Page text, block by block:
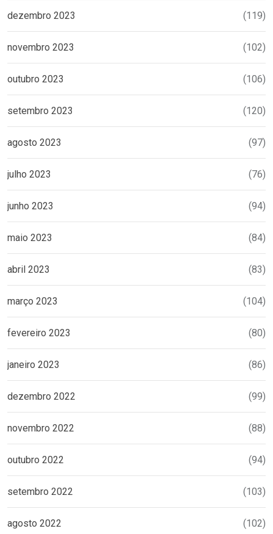
dezembro 2023 (119)
novembro 2023 (102)
outubro 2023 (106)
setembro 2023 (120)
agosto 2023 (97)
julho 2023 (76)
junho 2023 (94)
maio 2023 (84)
abril 2023 (83)
março 2023 (104)
fevereiro 2023 (80)
janeiro 2023 (86)
dezembro 2022 (99)
novembro 2022 (88)
outubro 2022 (94)
setembro 2022 (103)
agosto 2022 (102)